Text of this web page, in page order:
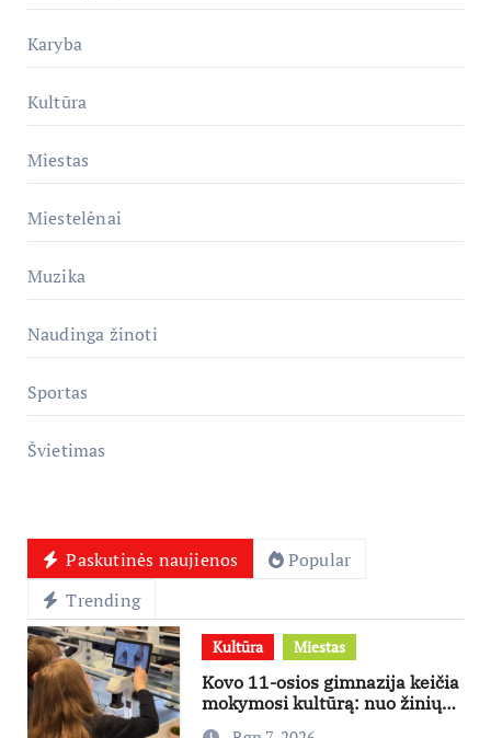
Karyba
Kultūra
Miestas
Miestelėnai
Muzika
Naudinga žinoti
Sportas
Švietimas
Paskutinės naujienos
Popular
Trending
Kultūra Miestas
Kovo 11-osios gimnazija keičia
mokymosi kultūrą: nuo žinių
kaupimo – prie jų supratimo ir